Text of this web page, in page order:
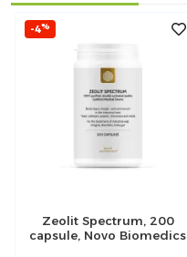
-4%
Zeolit Spectrum, 200
capsule, Novo Biomedics